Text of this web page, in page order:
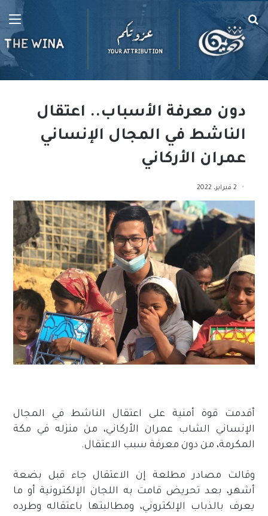
بحث
عن
دون معرفة الأسباب.. اعتقال
الناشط في المجال الإنساني
عمران الأركاني
2 فبراير، 2022
أقدمت قوة أمنية على اعتقال الناشط في المجال
الإنساني الشاب عمران الأركاني، من منزله في مكة
المكرمة، من دون معرفة سبب الاعتقال.
وقالت مصادر مطلعة إن الاعتقال جاء قبل بضعة
أشهر، بعد تحريض قامت به اللجان الإلكترونية أو ما
يعرف بالذباب الإلكتروني، ومطالبتها باعتقاله وطرده